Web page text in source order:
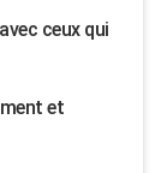
ceux qui
et